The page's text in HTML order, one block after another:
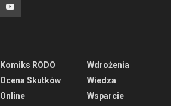
Komiks RODO
Ocena Skutków
Online
Wdrożenia
Wiedza
Wsparcie